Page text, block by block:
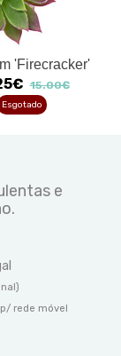
'Firecracker'
15.00€
Esgotado
e
rede móvel